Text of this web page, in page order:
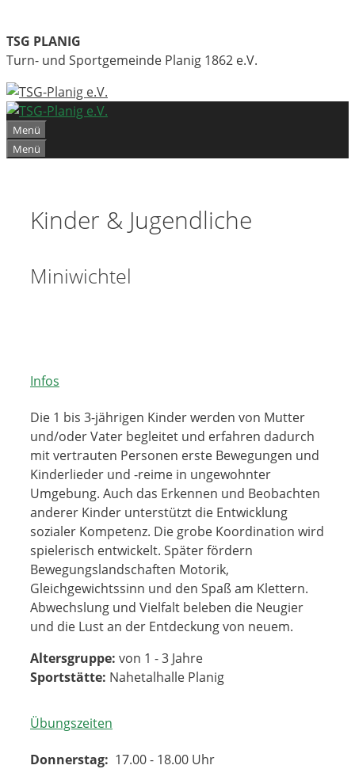
Inhalt
springen
TSG PLANIG
Turn- und Sportgemeinde Planig 1862 e.V.
Menü
Menü
Kinder & Jugendliche
Miniwichtel
Infos
Die 1 bis 3-jährigen Kinder werden von Mutter
und/oder Vater begleitet und erfahren dadurch
mit vertrauten Personen erste Bewegungen und
Kinderlieder und -reime in ungewohnter
Umgebung. Auch das Erkennen und Beobachten
anderer Kinder unterstützt die Entwicklung
sozialer Kompetenz. Die grobe Koordination wird
spielerisch entwickelt. Später fördern
Bewegungslandschaften Motorik,
Gleichgewichtssinn und den Spaß am Klettern.
Abwechslung und Vielfalt beleben die Neugier
und die Lust an der Entdeckung von neuem.
Altersgruppe: von 1 - 3 Jahre
Sportstätte: Nahetalhalle Planig
Übungszeiten
Donnerstag: 17.00 - 18.00 Uhr